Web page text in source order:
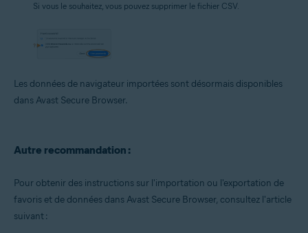
Si vous le souhaitez, vous pouvez supprimer le fichier CSV.
Les données de navigateur importées sont désormais disponibles
dans Avast Secure Browser.
Autre recommandation :
Pour obtenir des instructions sur l'importation ou l'exportation de
favoris et de données dans Avast Secure Browser, consultez l'article
suivant :